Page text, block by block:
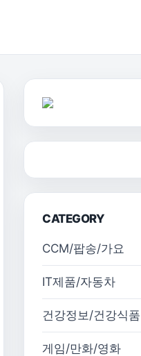
CATEGORY
CCM/팝송/가요
IT제품/자동차
건강정보/건강식품
게임/만화/영화